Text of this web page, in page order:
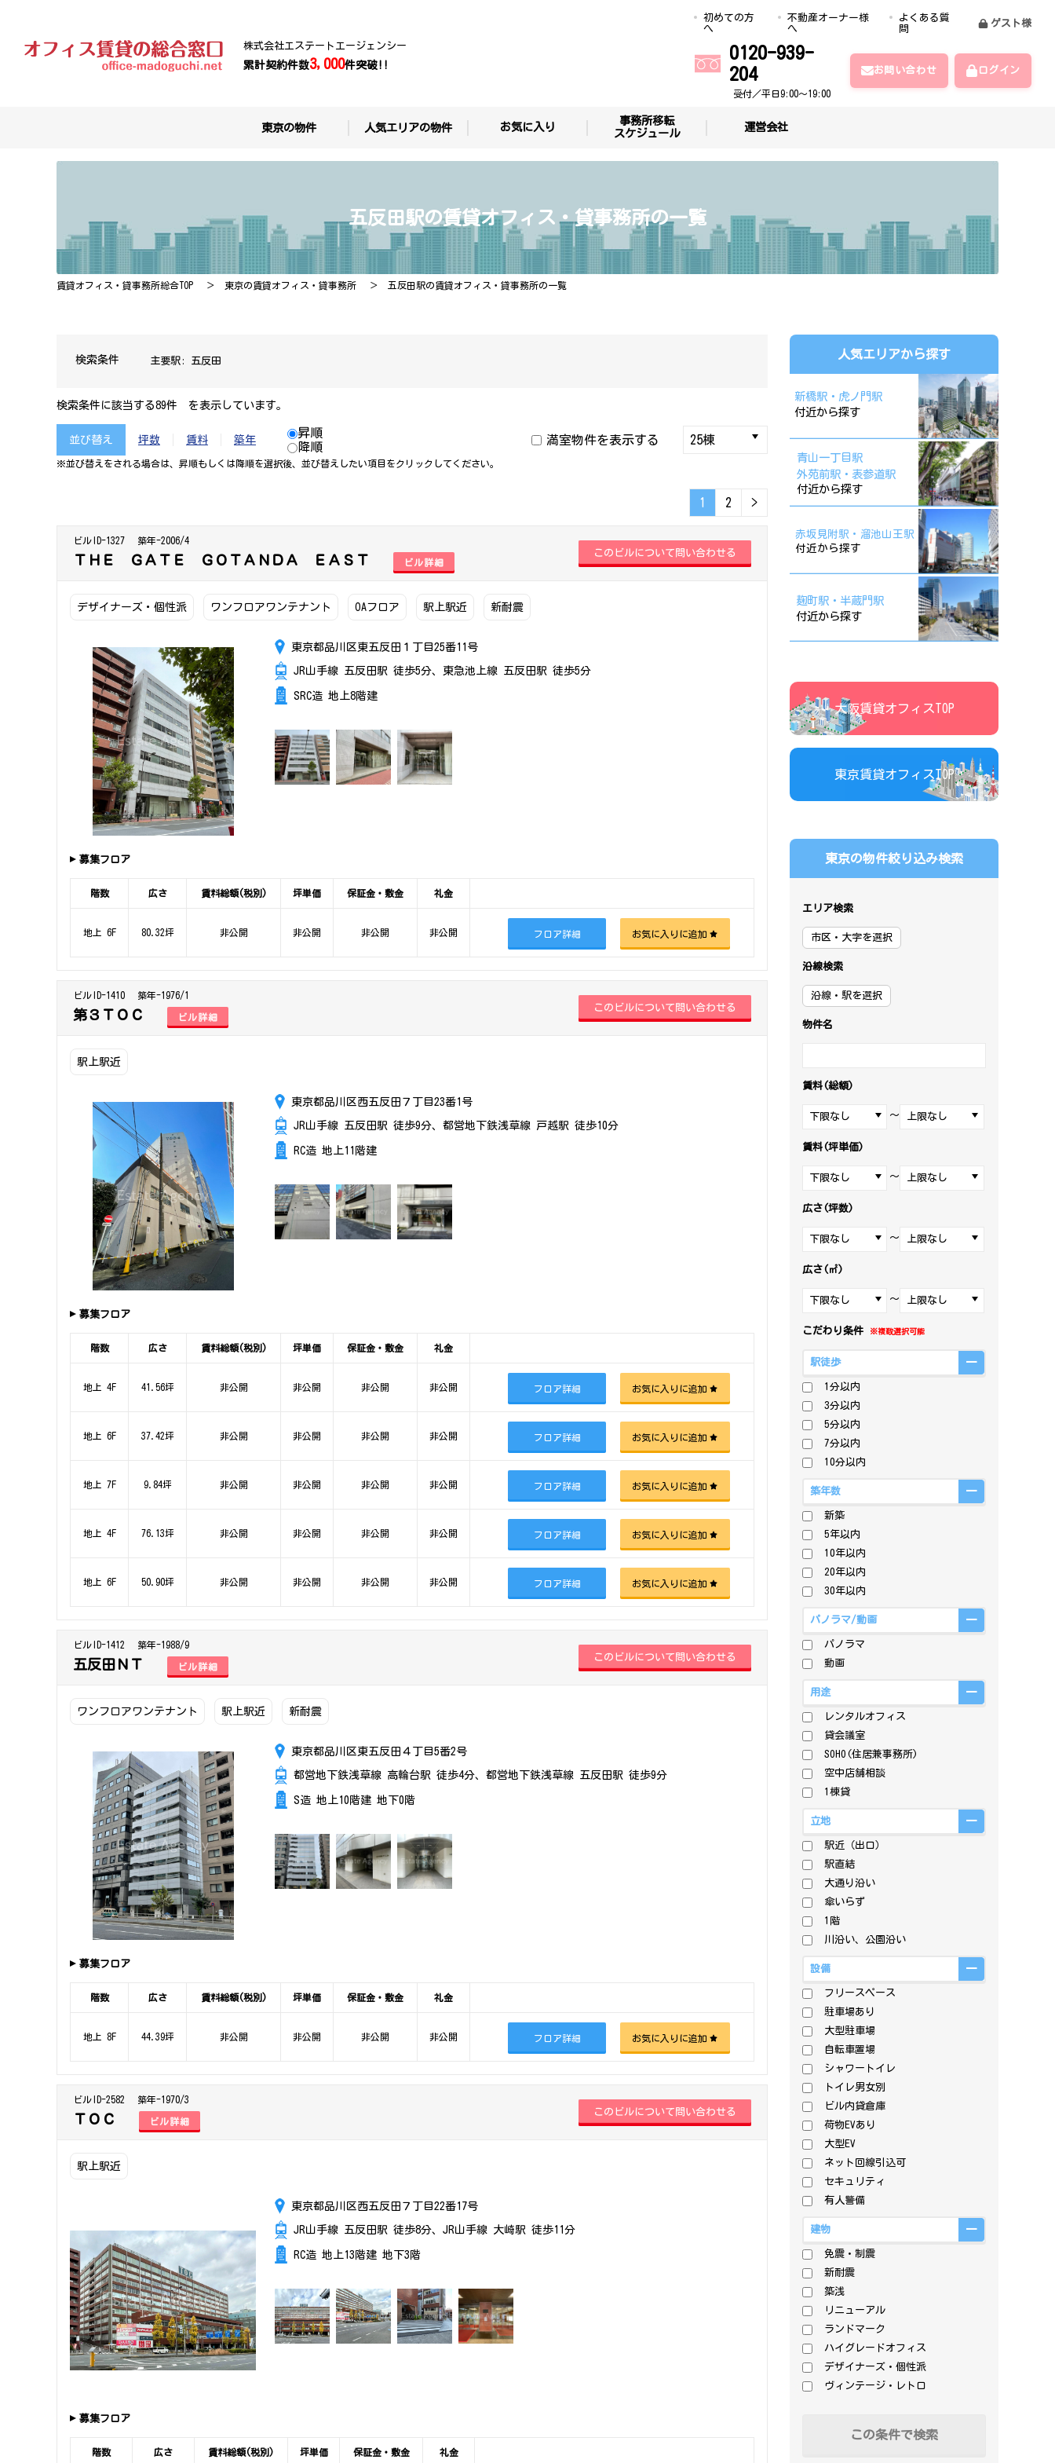
株式会社エステートエージェンシー
累計契約件数3,000件突破!!
初めての方
へ
不動産オーナー様
へ
よくある質
問
ゲスト様
0120-939-
204
受付／平日9:00～19:00
お問い合わせ ログイン
東京の物件 人気エリアの物件 お気に入り
事務所移転
スケジュール
運営会社
五反田駅の賃貸オフィス・貸事務所の一覧
賃貸オフィス・貸事務所総合TOP 東京の賃貸オフィス・貸事務所 五反田駅の賃貸オフィス・貸事務所の一覧
検索条件 主要駅: 五反田
検索条件に該当する89件 を表示しています。
並び替え 坪数 賃料 築年
昇順
降順
満室物件を表示する
※並び替えをされる場合は、昇順もしくは降順を選択後、​並び替えしたい項目をクリックしてください。
1 2 >
ビルID-1327 築年-2006/4
ＴＨＥ ＧＡＴＥ ＧＯＴＡＮＤＡ ＥＡＳＴ ビル詳細
デザイナーズ・個性派 ワンフロアワンテナント OAフロア 駅上駅近 新耐震
東京都品川区東五反田１丁目25番11号
JR山手線 五反田駅 徒歩5分、東急池上線 五反田駅 徒歩5分
SRC造 地上8階建
募集フロア
階数 広さ 賃料総額(税別) 坪単価 保証金・敷金 礼金
地上 6F 80.32坪 非公開 非公開 非公開 非公開 フロア詳細 お気に入りに追加
ビルID-1410 築年-1976/1
第３ＴＯＣ ビル詳細
駅上駅近
東京都品川区西五反田７丁目23番1号
JR山手線 五反田駅 徒歩9分、都営地下鉄浅草線 戸越駅 徒歩10分
RC造 地上11階建
募集フロア
階数 広さ 賃料総額(税別) 坪単価 保証金・敷金 礼金
地上 4F 41.56坪 非公開 非公開 非公開 非公開 フロア詳細 お気に入りに追加
地上 6F 37.42坪 非公開 非公開 非公開 非公開 フロア詳細 お気に入りに追加
地上 7F 9.84坪 非公開 非公開 非公開 非公開 フロア詳細 お気に入りに追加
地上 4F 76.13坪 非公開 非公開 非公開 非公開 フロア詳細 お気に入りに追加
地上 6F 50.90坪 非公開 非公開 非公開 非公開 フロア詳細 お気に入りに追加
ビルID-1412 築年-1988/9
五反田ＮＴ ビル詳細
ワンフロアワンテナント 駅上駅近 新耐震
東京都品川区東五反田４丁目5番2号
都営地下鉄浅草線 高輪台駅 徒歩4分、都営地下鉄浅草線 五反田駅 徒歩9分
S造 地上10階建 地下0階
募集フロア
階数 広さ 賃料総額(税別) 坪単価 保証金・敷金 礼金
地上 8F 44.39坪 非公開 非公開 非公開 非公開 フロア詳細 お気に入りに追加
ビルID-2582 築年-1970/3
ＴＯＣ ビル詳細
駅上駅近
東京都品川区西五反田７丁目22番17号
JR山手線 五反田駅 徒歩8分、JR山手線 大崎駅 徒歩11分
RC造 地上13階建 地下3階
募集フロア
階数 広さ 賃料総額(税別) 坪単価 保証金・敷金 礼金
人気エリアから探す
新橋駅・虎ノ門駅
付近から探す
青山一丁目駅
外苑前駅・表参道駅
付近から探す
赤坂見附駅・溜池山王駅
付近から探す
麹町駅・半蔵門駅
付近から探す
大阪賃貸オフィスTOP
東京賃貸オフィスTOP
東京の物件絞り込み検索
エリア検索
市区・大字を選択
沿線検索
沿線・駅を選択
物件名
賃料(総額)
～
賃料(坪単価)
～
広さ(坪数)
～
広さ(㎡)
～
こだわり条件 ※複数選択可能
駅徒歩
1分以内
3分以内
5分以内
7分以内
10分以内
築年数
新築
5年以内
10年以内
20年以内
30年以内
パノラマ/動画
パノラマ
動画
用途
レンタルオフィス
貸会議室
SOHO(住居兼事務所)
空中店舗相談
1棟貸
立地
駅近（出口）
駅直結
大通り沿い
傘いらず
1階
川沿い、公園沿い
設備
フリースペース
駐車場あり
大型駐車場
自転車置場
シャワートイレ
トイレ男女別
ビル内貸倉庫
荷物EVあり
大型EV
ネット回線引込可
セキュリティ
有人警備
建物
免震・制震
新耐震
築浅
リニューアル
ランドマーク
ハイグレードオフィス
デザイナーズ・個性派
ヴィンテージ・レトロ